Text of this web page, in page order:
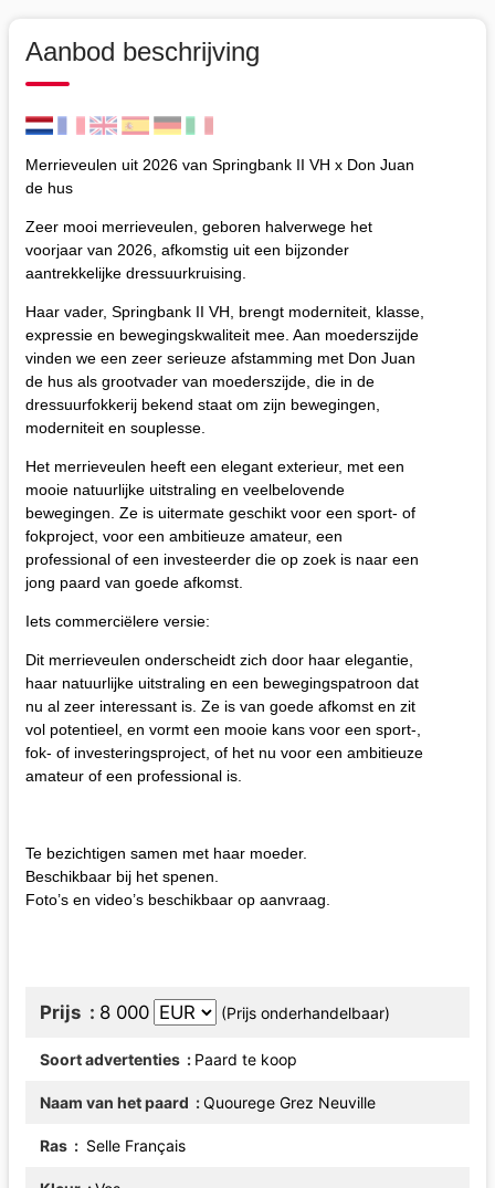
Aanbod beschrijving
Merrieveulen uit 2026 van Springbank II VH x Don Juan
de hus
Zeer mooi merrieveulen, geboren halverwege het
voorjaar van 2026, afkomstig uit een bijzonder
aantrekkelijke dressuurkruising.
Haar vader, Springbank II VH, brengt moderniteit, klasse,
expressie en bewegingskwaliteit mee. Aan moederszijde
vinden we een zeer serieuze afstamming met Don Juan
de hus als grootvader van moederszijde, die in de
dressuurfokkerij bekend staat om zijn bewegingen,
moderniteit en souplesse.
Het merrieveulen heeft een elegant exterieur, met een
mooie natuurlijke uitstraling en veelbelovende
bewegingen. Ze is uitermate geschikt voor een sport- of
fokproject, voor een ambitieuze amateur, een
professional of een investeerder die op zoek is naar een
jong paard van goede afkomst.
Iets commerciëlere versie:
Dit merrieveulen onderscheidt zich door haar elegantie,
haar natuurlijke uitstraling en een bewegingspatroon dat
nu al zeer interessant is. Ze is van goede afkomst en zit
vol potentieel, en vormt een mooie kans voor een sport-,
fok- of investeringsproject, of het nu voor een ambitieuze
amateur of een professional is.
Te bezichtigen samen met haar moeder.
Beschikbaar bij het spenen.
Foto’s en video’s beschikbaar op aanvraag.
Prijs 8 000 (Prijs onderhandelbaar)
Soort advertenties Paard te koop
Naam van het paard Quourege Grez Neuville
Ras Selle Français